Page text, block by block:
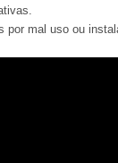
por mal uso ou